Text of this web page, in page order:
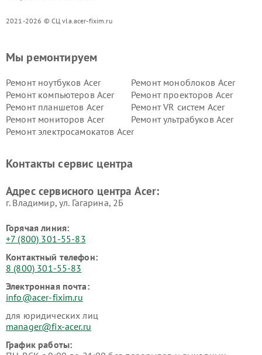
2021-2026 © СЦ vla.acer-fixim.ru
Мы ремонтируем
Ремонт ноутбуков Acer
Ремонт моноблоков Acer
Ремонт компьютеров Acer
Ремонт проекторов Acer
Ремонт планшетов Acer
Ремонт VR систем Acer
Ремонт мониторов Acer
Ремонт ультрабуков Acer
Ремонт электросамокатов Acer
Контакты сервис центра
Адрес сервисного центра Acer:
г. Владимир, ул. Гагарина, 2Б
Горячая линия:
+7 (800) 301-55-83
Контактный телефон:
8 (800) 301-55-83
Электронная почта:
info@acer-fixim.ru
для юридических лиц
manager@fix-acer.ru
График работы: